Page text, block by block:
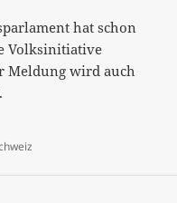
hat schon
Volksinitiative
Meldung wird auch